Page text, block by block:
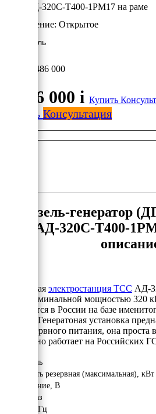
ТСС АД-320С-Т400-1РМ17 на раме
Исполнение: Открытое
кВт/Дизель
2 486 000
2 486 000 i Купить
Купить Консультация
Дизель-генератор
АД-320С-Т400-
Дизельная электростанция ТСС АД-
раме, номинальной мощностью 320
собирается в России на базе
. Генератоная установка
или резервного питания, она проста
прекрасно работает на Российских
Двигатель
Мощность резервная (максимальная), кВт
Напряжение, В
Число фаз
Частота, Гц